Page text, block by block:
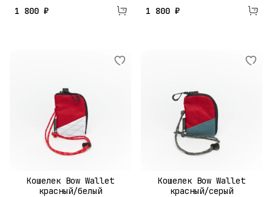
1 800 ₽
1 800 ₽
Кошелек Bow Wallet
красный/белый
Кошелек Bow Wallet
красный/серый